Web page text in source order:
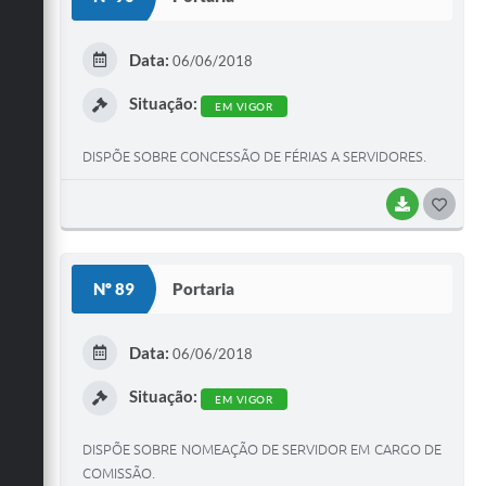
BAIXAR
Data: 06/06/2018
Situação: EM VIGOR
DISPÕE SOBRE CONCESSÃO DE FÉRIAS A SERVIDORES.
Nº 89 Portaria
Data: 06/06/2018
Situação: EM VIGOR
DISPÕE SOBRE NOMEAÇÃO DE SERVIDOR EM CARGO DE
COMISSÃO.